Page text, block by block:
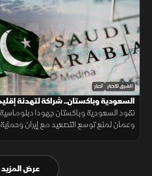
الشرق للأخبار أخبار
السعودية وباكستان.. شراكة لتهدئة
تقود السعودية وباكستان جهودا
وعمان لمنع توسع التصعيد مع إيران
عرض المزيد